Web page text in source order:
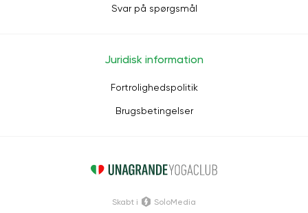
Svar på spørgsmål
Juridisk information
Fortrolighedspolitik
Brugsbetingelser
Skabt i SoloMedia